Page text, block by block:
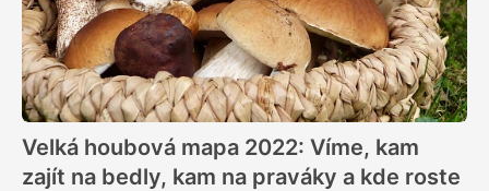
Velká houbová mapa 2022: Víme, kam
zajít na bedly, kam na praváky a kde roste